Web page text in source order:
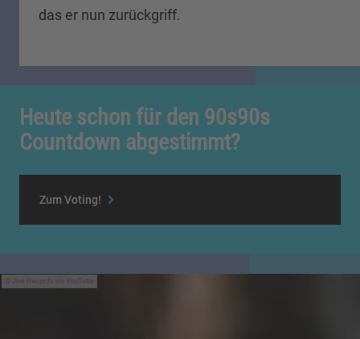
das er nun zurückgriff.
Heute schon für den 90s90s
Countdown abgestimmt?
Zum Voting!
Jive Records via YouTube